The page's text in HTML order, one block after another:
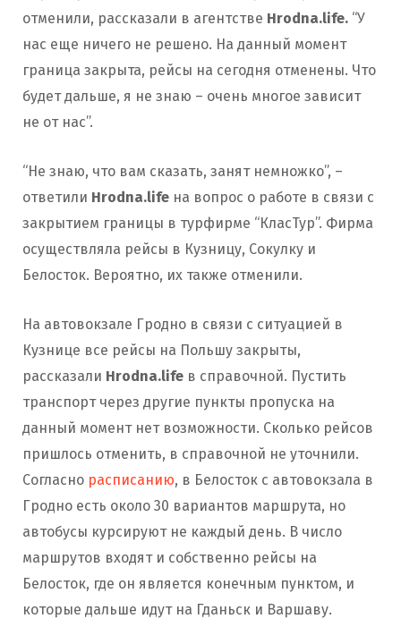
отменили, рассказали в агентстве Hrodna.life. “У
нас еще ничего не решено. На данный момент
граница закрыта, рейсы на сегодня отменены. Что
будет дальше, я не знаю – очень многое зависит
не от нас”.
“Не знаю, что вам сказать, занят немножко”, –
ответили Hrodna.life на вопрос о работе в связи с
закрытием границы в турфирме “КласТур”. Фирма
осуществляла рейсы в Кузницу, Сокулку и
Белосток. Вероятно, их также отменили.
На автовокзале Гродно в связи с ситуацией в
Кузнице все рейсы на Польшу закрыты,
рассказали Hrodna.life в справочной. Пустить
транспорт через другие пункты пропуска на
данный момент нет возможности. Сколько рейсов
пришлось отменить, в справочной не уточнили.
Согласно расписанию, в Белосток с автовокзала в
Гродно есть около 30 вариантов маршрута, но
автобусы курсируют не каждый день. В число
маршрутов входят и собственно рейсы на
Белосток, где он является конечным пунктом, и
которые дальше идут на Гданьск и Варшаву.